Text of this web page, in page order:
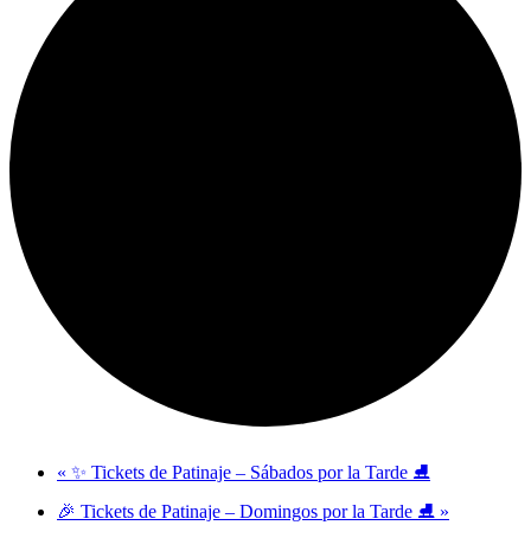
« ✨ Tickets de Patinaje – Sábados por la Tarde ⛸️
🎉 Tickets de Patinaje – Domingos por la Tarde ⛸️ »